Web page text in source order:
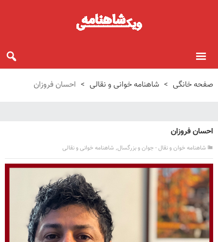
صفحه خانگی > شاهنامه خوانی و نقالی > احسان فروزان
احسان فروزان
شاهنامه خوان و نقال - جوان و بزرگسال, شاهنامه خوانی و نقالی